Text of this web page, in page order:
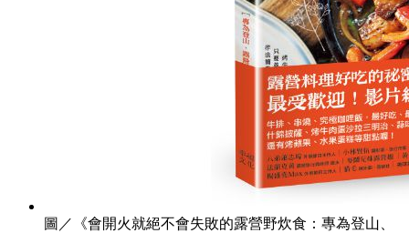
圖／《會開火就絕不會失敗的露營野炊食：專為登山、